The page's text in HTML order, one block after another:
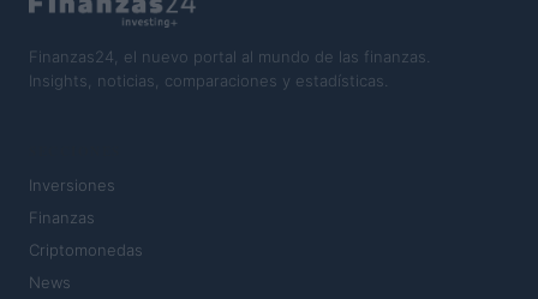
Finanzas24, el nuevo portal al mundo de las finanzas.
Insights, noticias, comparaciones y estadísticas.
Inversiones
Finanzas
Criptomonedas
News